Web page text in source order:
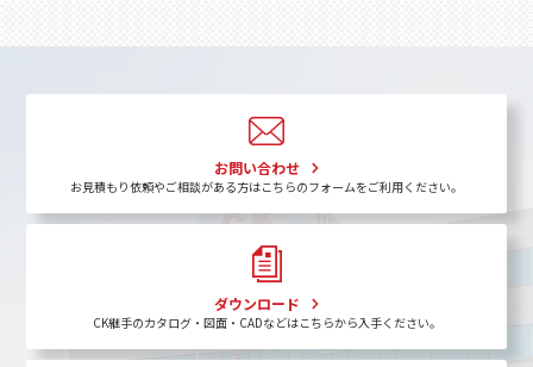
お問い合わせ
お見積もり依頼やご相談がある方はこちらのフォームをご利用ください。
ダウンロード
CK継手のカタログ・図面・CADなどはこちらから入手ください。